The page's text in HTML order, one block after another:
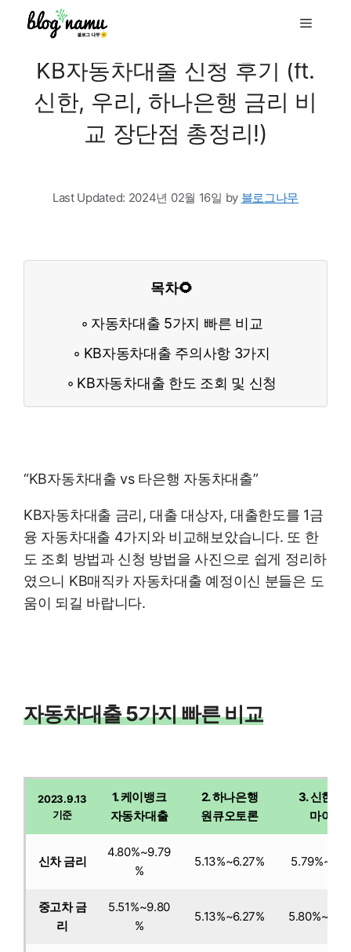
Menu
KB자동차대출 신청 후기 (ft.
신한, 우리, 하나은행 금리 비
교 장단점 총정리!)
Last Updated: 2024년 02월 16일 by 블로그나무
목차🌻
자동차대출 5가지 빠른 비교
KB자동차대출 주의사항 3가지
KB자동차대출 한도 조회 및 신청
“KB자동차대출 vs 타은행 자동차대출”
KB자동차대출 금리, 대출 대상자, 대출한도를 1금
융 자동차대출 4가지와 비교해보았습니다. 또 한
도 조회 방법과 신청 방법을 사진으로 쉽게 정리하
였으니 KB매직카 자동차대출 예정이신 분들은 도
움이 되길 바랍니다.
자동차대출 5가지 빠른 비교
2023.9.13
기준
1. 케이뱅크
자동차대출
2. 하나은행
원큐오토론
3. 신한은
마이카
신차 금리
4.80%~9.79
%
5.13%~6.27%
중고차 금
리
5.51%~9.80
%
5.13%~6.27%